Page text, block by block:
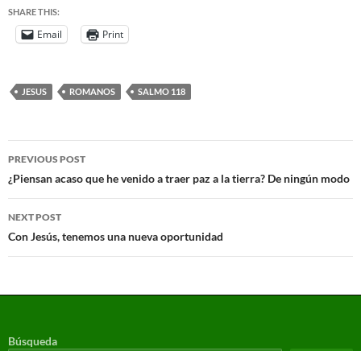
SHARE THIS:
Email Print
JESUS ROMANOS SALMO 118
PREVIOUS POST
¿Piensan acaso que he venido a traer paz a la tierra? De ningún modo
NEXT POST
Con Jesús, tenemos una nueva oportunidad
Búsqueda